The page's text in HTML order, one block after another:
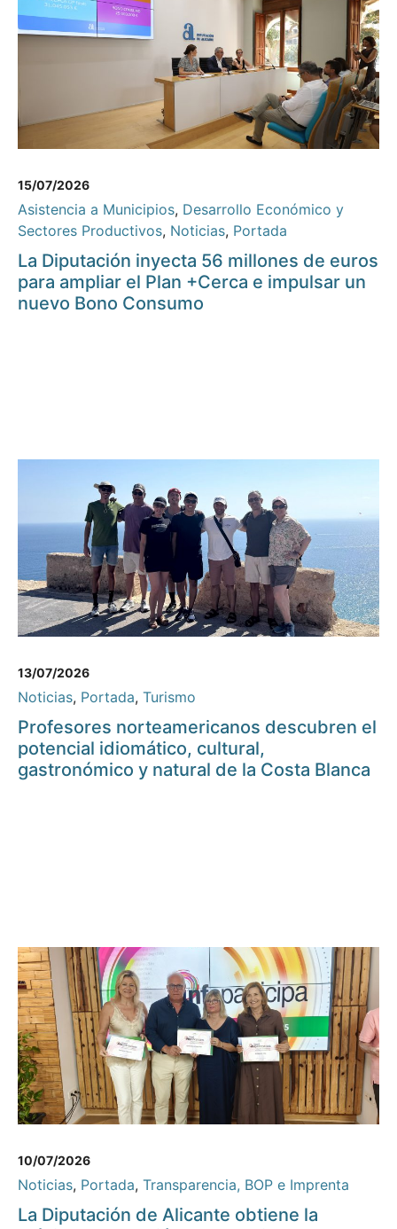
15/07/2026
Asistencia a Municipios, Desarrollo Económico y
Sectores Productivos, Noticias, Portada
La Diputación inyecta 56 millones de euros
para ampliar el Plan +Cerca e impulsar un
nuevo Bono Consumo
13/07/2026
Noticias, Portada, Turismo
Profesores norteamericanos descubren el
potencial idiomático, cultural,
gastronómico y natural de la Costa Blanca
10/07/2026
Noticias, Portada, Transparencia, BOP e Imprenta
La Diputación de Alicante obtiene la